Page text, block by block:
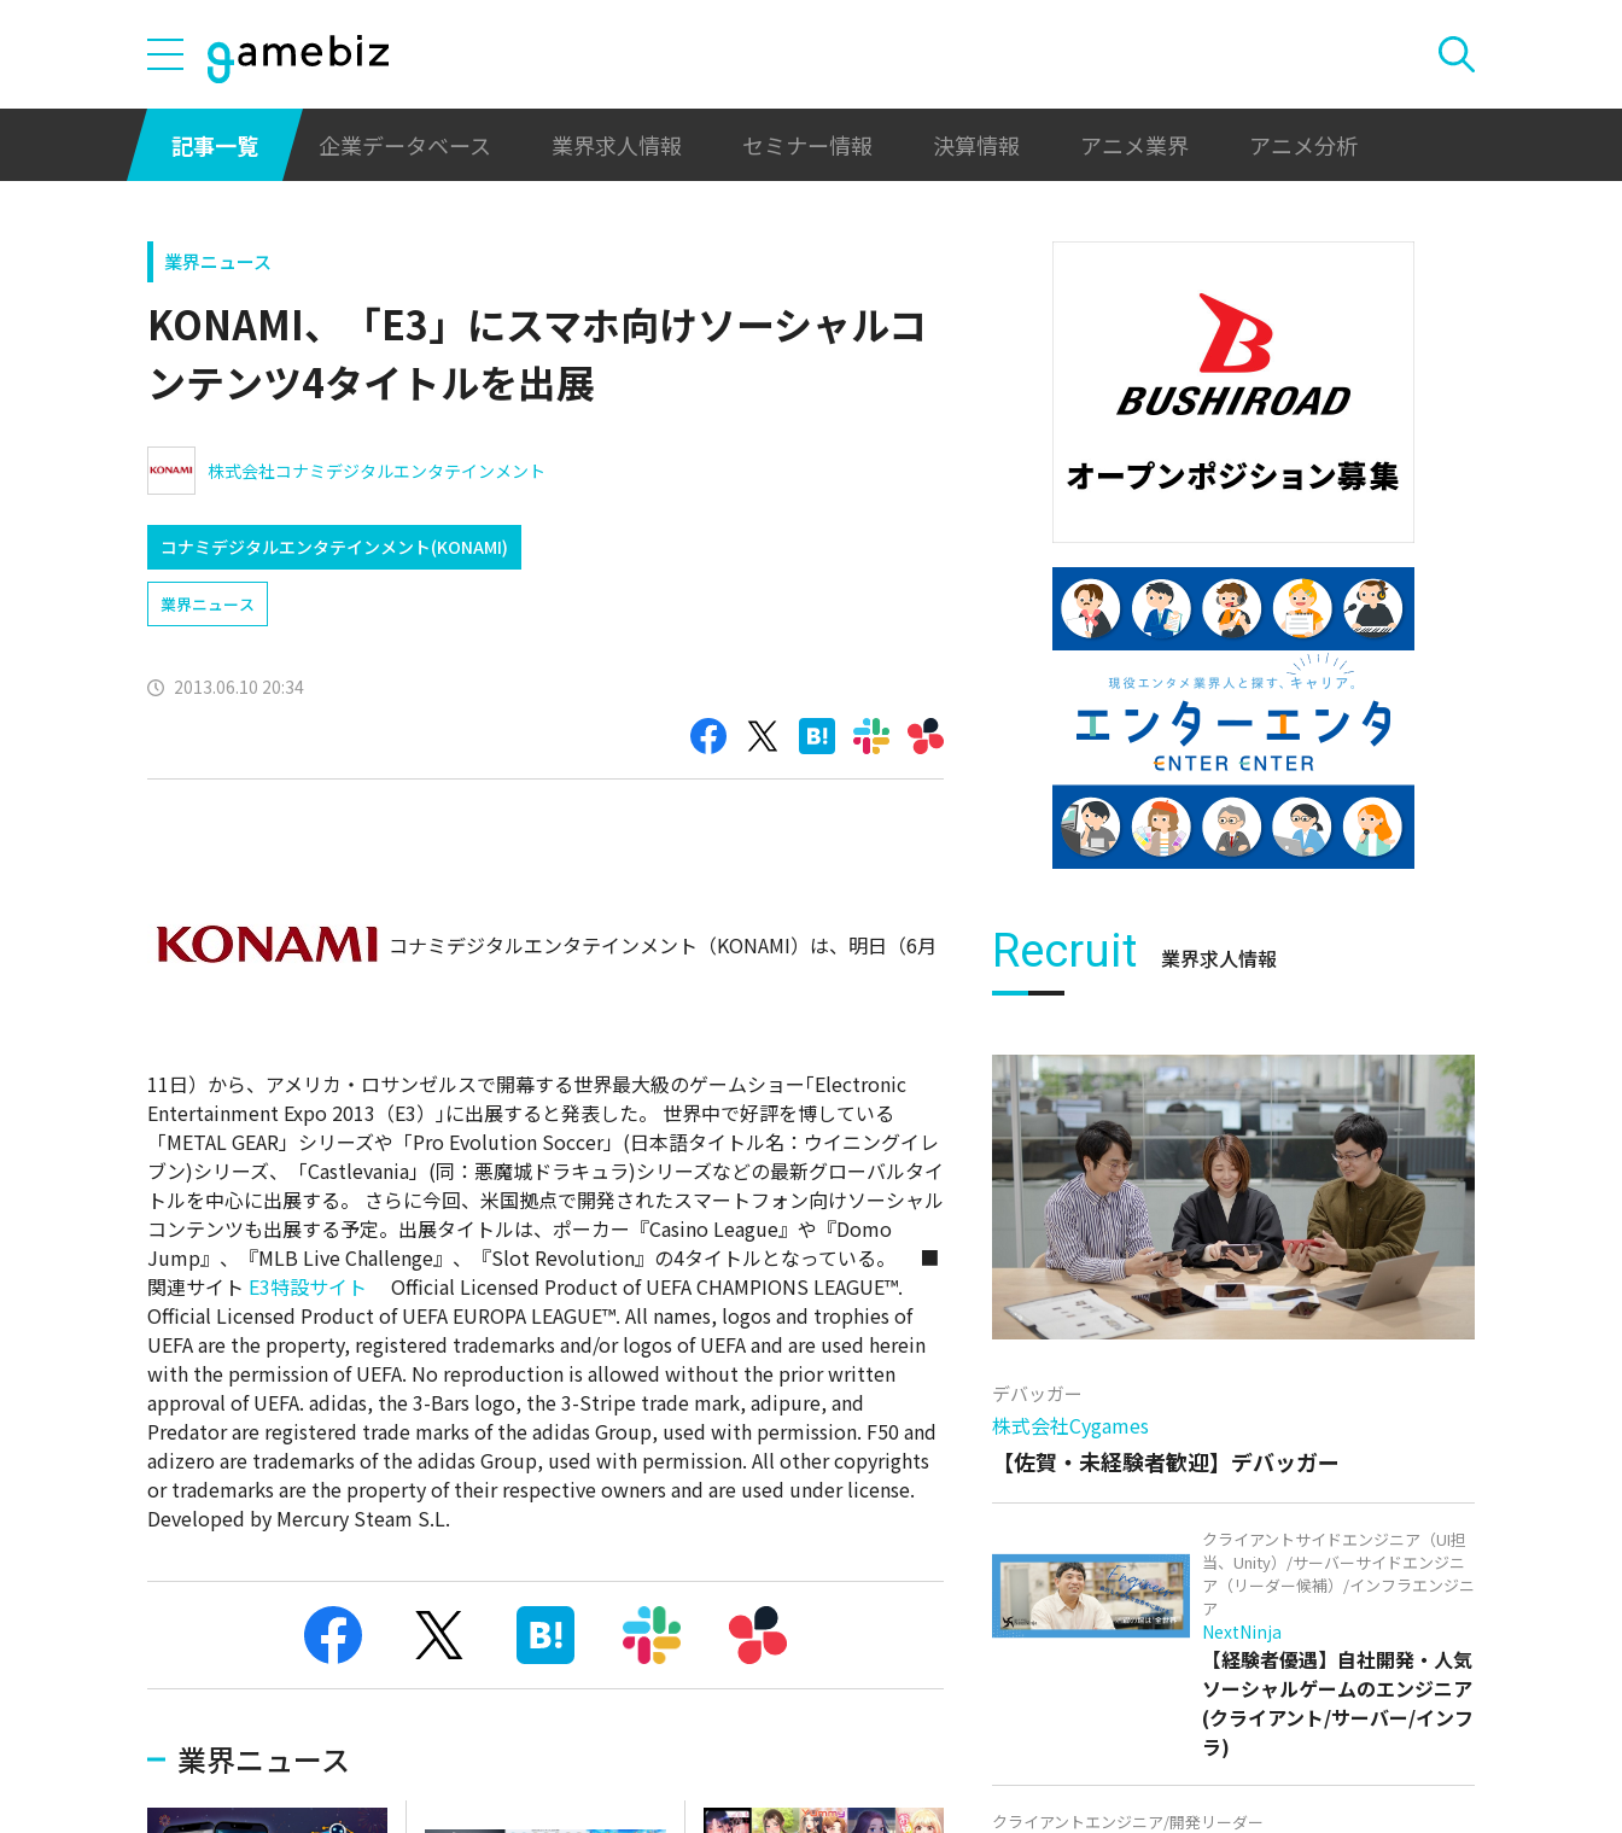
記事一覧 企業データベース 業界求人情報 セミナー情報 決算情報 アニメ業界 アニメ分析
業界ニュース
KONAMI、「E3」にスマホ向けソーシャルコ
ンテンツ4タイトルを出展
株式会社コナミデジタルエンタテインメント
コナミデジタルエンタテインメント(KONAMI)
業界ニュース
2013.06.10 20:34
コナミデジタルエンタテインメント（KONAMI）は、明日（6月
11日）から、アメリカ・ロサンゼルスで開幕する世界最大級のゲームショー｢Electronic
Entertainment Expo 2013（E3）｣に出展すると発表した。
世界中で好評を博している
「METAL GEAR」シリーズや「Pro Evolution Soccer」(日本語タイトル名：ウイニングイレ
ブン)シリーズ、「Castlevania」(同：悪魔城ドラキュラ)シリーズなどの最新グローバルタイ
トルを中心に出展する。 さらに今回、米国拠点で開発されたスマートフォン向けソーシャル
コンテンツも出展する予定。出展タイトルは、ポーカー『Casino League』や『Domo
Jump』、『MLB Live Challenge』、『Slot Revolution』の4タイトルとなっている。 ■
関連サイト E3特設サイト Official Licensed Product of UEFA CHAMPIONS LEAGUE™.
Official Licensed Product of UEFA EUROPA LEAGUE™. All names, logos and trophies of
UEFA are the property, registered trademarks and/or logos of UEFA and are used herein
with the permission of UEFA. No reproduction is allowed without the prior written
approval of UEFA. adidas, the 3-Bars logo, the 3-Stripe trade mark, adipure, and
Predator are registered trade marks of the adidas Group, used with permission. F50 and
adizero are trademarks of the adidas Group, used with permission. All other copyrights
or trademarks are the property of their respective owners and are used under license.
Developed by Mercury Steam S.L.
業界ニュース
Recruit 業界求人情報
デバッガー
株式会社Cygames
【佐賀・未経験者歓迎】デバッガー
クライアントサイドエンジニア（UI担
当、Unity）/サーバーサイドエンジニ
ア（リーダー候補）/インフラエンジニ
ア
NextNinja
【経験者優遇】自社開発・人気
ソーシャルゲームのエンジニア
(クライアント/サーバー/インフ
ラ)
クライアントエンジニア/開発リーダー